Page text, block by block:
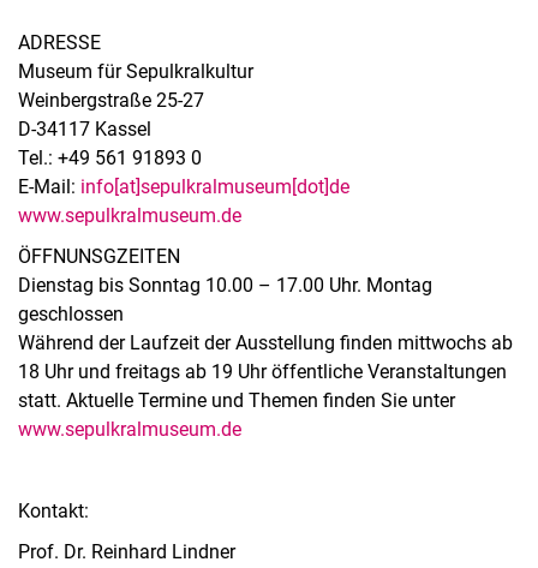
ADRESSE
Museum für Sepulkralkultur
Weinbergstraße 25-27
D-34117 Kassel
Tel.: +49 561 91893 0
E-Mail: info[at]sepulkralmuseum[dot]de
www.sepulkralmuseum.de
ÖFFNUNSGZEITEN
Dienstag bis Sonntag 10.00 – 17.00 Uhr. Montag
geschlossen
Während der Laufzeit der Ausstellung finden mittwochs ab
18 Uhr und freitags ab 19 Uhr öffentliche Veranstaltungen
statt. Aktuelle Termine und Themen finden Sie unter
www.sepulkralmuseum.de
Kontakt:
Prof. Dr. Reinhard Lindner